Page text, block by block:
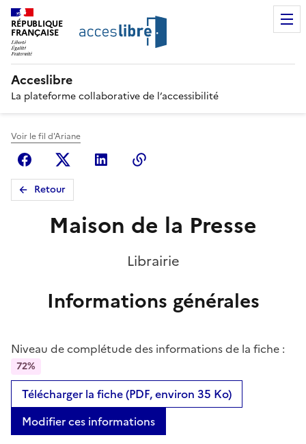
RÉPUBLIQUE
FRANÇAISE
Acceslibre
La plateforme collaborative de l’accessibilité
Voir le fil d'Ariane
FacebookX (anciennement Twitter)
Linkedin
Retour
Maison de la Presse
Librairie
Informations générales
Niveau de complétude des informations de la fiche :
72%
Télécharger la fiche (PDF, environ 35 Ko)
Modifier ces informations